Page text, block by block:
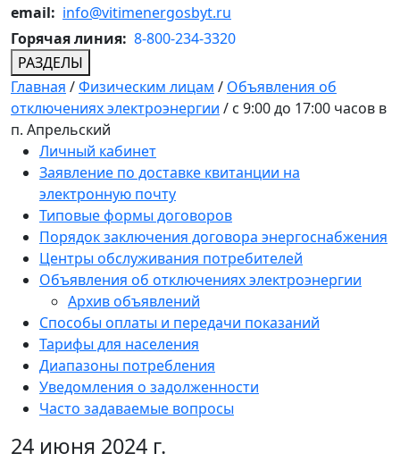
email: info@vitimenergosbyt.ru
Горячая линия: 8-800-234-3320
РАЗДЕЛЫ
Главная /Физическим лицам / Объявления об
отключениях электроэнергии / с 9:00 до 17:00 часов в
п. Апрельский
Личный кабинет
Заявление по доставке квитанции на
электронную почту
Типовые формы договоров
Порядок заключения договора энергоснабжения
Центры обслуживания потребителей
Объявления об отключениях электроэнергии
Архив объявлений
Способы оплаты и передачи показаний
Тарифы для населения
Диапазоны потребления
Уведомления о задолженности
Часто задаваемые вопросы
24 июня 2024 г.